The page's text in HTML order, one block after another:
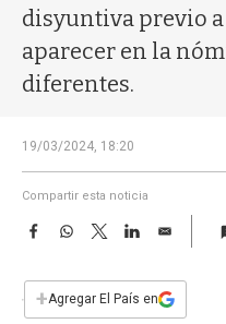
disyuntiva previo a
aparecer en la
diferentes.
19/03/2024, 18:20
Compartir esta noticia
F
e
b
W
s
T
w
t
L
E
i
l
+Agregar El País en